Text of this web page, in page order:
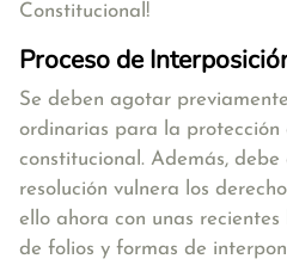
Constitucional!
Proceso de
Se deben agotar
ordinarias para la protección
constitucional. Además,
resolución vulnera los
ello ahora con unas
de folios y formas de